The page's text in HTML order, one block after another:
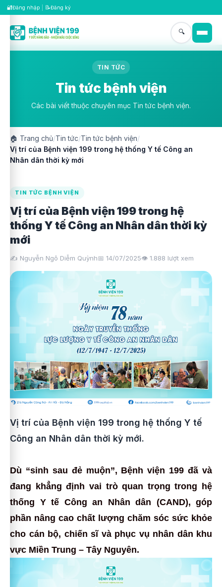
🔐Đăng nhập 📝Đăng ký
🔍
TIN TỨC
Tin tức bệnh viện
Các bài viết thuộc chuyên mục Tin tức bệnh viện.
🏠 Trang chủ/Tin tức/Tin tức bệnh viện/
Vị trí của Bệnh viện 199 trong hệ thống Y tế Công an
Nhân dân thời kỳ mới
TIN TỨC BỆNH VIỆN
Vị trí của Bệnh viện 199 trong hệ
thống Y tế Công an Nhân dân thời kỳ
mới
✍️ Nguyễn Ngô Diễm Quỳnh📅 14/07/2025👁️ 1.888 lượt xem
Vị trí của Bệnh viện 199 trong hệ thống Y tế
Công an Nhân dân thời kỳ mới.
Dù “sinh sau đẻ muộn”, Bệnh viện 199 đã và
đang khẳng định vai trò quan trọng trong hệ
thống Y tế Công an Nhân dân (CAND), góp
phần nâng cao chất lượng chăm sóc sức khỏe
cho cán bộ, chiến sĩ và phục vụ nhân dân khu
vực Miền Trung – Tây Nguyên.